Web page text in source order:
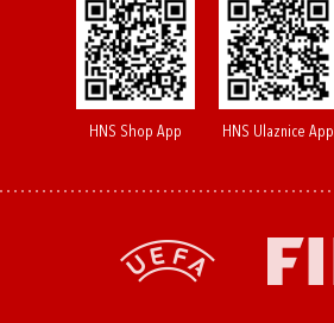
HNS Shop App HNS Ulaznice App